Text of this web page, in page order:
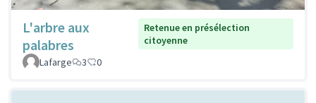
L'arbre aux
palabres
Retenue en présélection
citoyenne
Lafarge
3 0